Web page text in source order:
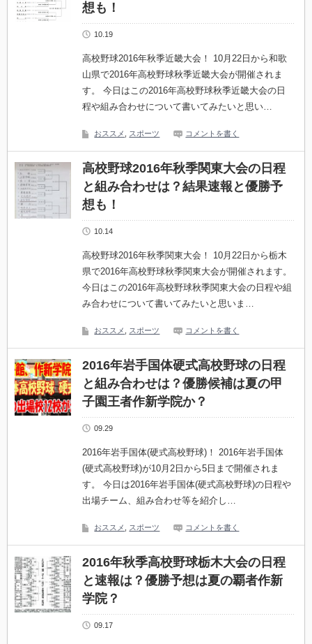
想も！
10.19
高校野球2016年秋季近畿大会！ 10月22日から和歌
山県で2016年高校野球秋季近畿大会が開催されま
す。 今日はこの2016年高校野球秋季近畿大会の日
程や組み合わせについて書いてみたいと思い…
おススメ スポーツ コメントを書く
高校野球2016年秋季関東大会の日程
と組み合わせは？結果速報と優勝予
想も！
10.14
高校野球2016年秋季関東大会！ 10月22日から栃木
県で2016年高校野球秋季関東大会が開催されます。
今日はこの2016年高校野球秋季関東大会の日程や組
み合わせについて書いてみたいと思いま…
おススメ スポーツ コメントを書く
2016年岩手国体硬式高校野球の日程
と組み合わせは？優勝候補は夏の甲
子園王者作新学院か？
09.29
2016年岩手国体(硬式高校野球)！ 2016年岩手国体
(硬式高校野球)が10月2日から5日まで開催されま
す。 今日は2016年岩手国体(硬式高校野球)の日程や
出場チーム、組み合わせ等を紹介し…
おススメ スポーツ コメントを書く
2016年秋季高校野球栃木大会の日程
と速報は？優勝予想は夏の覇者作新
学院？
09.17